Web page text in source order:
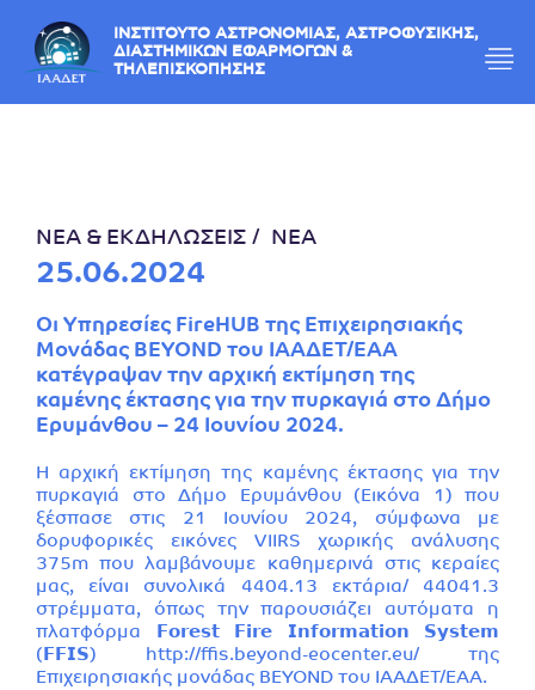
ΙΝΣΤΙΤΟΥΤΟ ΑΣΤΡΟΝΟΜΙΑΣ, ΑΣΤΡΟΦΥΣΙΚΗΣ,
ΔΙΑΣΤΗΜΙΚΩΝ ΕΦΑΡΜΟΓΩΝ &
ΤΗΛΕΠΙΣΚΟΠΗΣΗΣ
ΝΕΑ & ΕΚΔΗΛΩΣΕΙΣ ΝΕΑ
25.06.2024
Οι Υπηρεσίες FireHUB της Επιχειρησιακής
Μονάδας BEYOND του ΙΑΑΔΕΤ/ΕΑΑ
κατέγραψαν την αρχική εκτίμηση της
καμένης έκτασης για την πυρκαγιά στο Δήμο
Ερυμάνθου – 24 Ιουνίου 2024.
Η αρχική εκτίμηση της καμένης έκτασης για την
πυρκαγιά στο Δήμο Ερυμάνθου (Εικόνα 1) που
ξέσπασε στις 21 Ιουνίου 2024, σύμφωνα με
δορυφορικές εικόνες VIIRS χωρικής ανάλυσης
375m που λαμβάνουμε καθημερινά στις κεραίες
μας, είναι συνολικά 4404.13 εκτάρια/ 44041.3
στρέμματα, όπως την παρουσιάζει αυτόματα η
πλατφόρμα 𝗙𝗼𝗿𝗲𝘀𝘁 𝗙𝗶𝗿𝗲 𝗜𝗻𝗳𝗼𝗿𝗺𝗮𝘁𝗶𝗼𝗻 𝗦𝘆𝘀𝘁𝗲𝗺
(𝗙𝗙𝗜𝗦) http://ffis.beyond-eocenter.eu/ της
Επιχειρησιακής μονάδας BEYOND του ΙΑΑΔΕΤ/ΕΑΑ.